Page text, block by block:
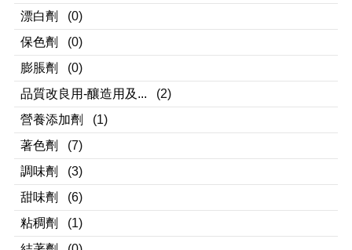
漂白劑
(0)
保色劑
(0)
膨脹劑
(0)
品質改良用-釀造用及...
(2)
營養添加劑
(1)
著色劑
(7)
調味劑
(3)
甜味劑
(6)
粘稠劑
(1)